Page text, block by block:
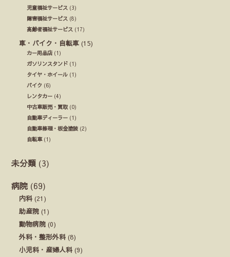
児童福祉サービス (3)
障害福祉サービス (8)
高齢者福祉サービス (17)
車・バイク・自転車 (15)
カー用品店 (1)
ガソリンスタンド (1)
タイヤ・ホイール (1)
バイク (6)
レンタカー (4)
中古車販売・買取 (0)
自動車ディーラー (1)
自動車修理・板金塗装 (2)
自転車(1)
未分類 (3)
病院 (69)
内科 (21)
助産院 (1)
動物病院 (0)
外科・整形外科 (8)
小児科・産婦人科 (9)